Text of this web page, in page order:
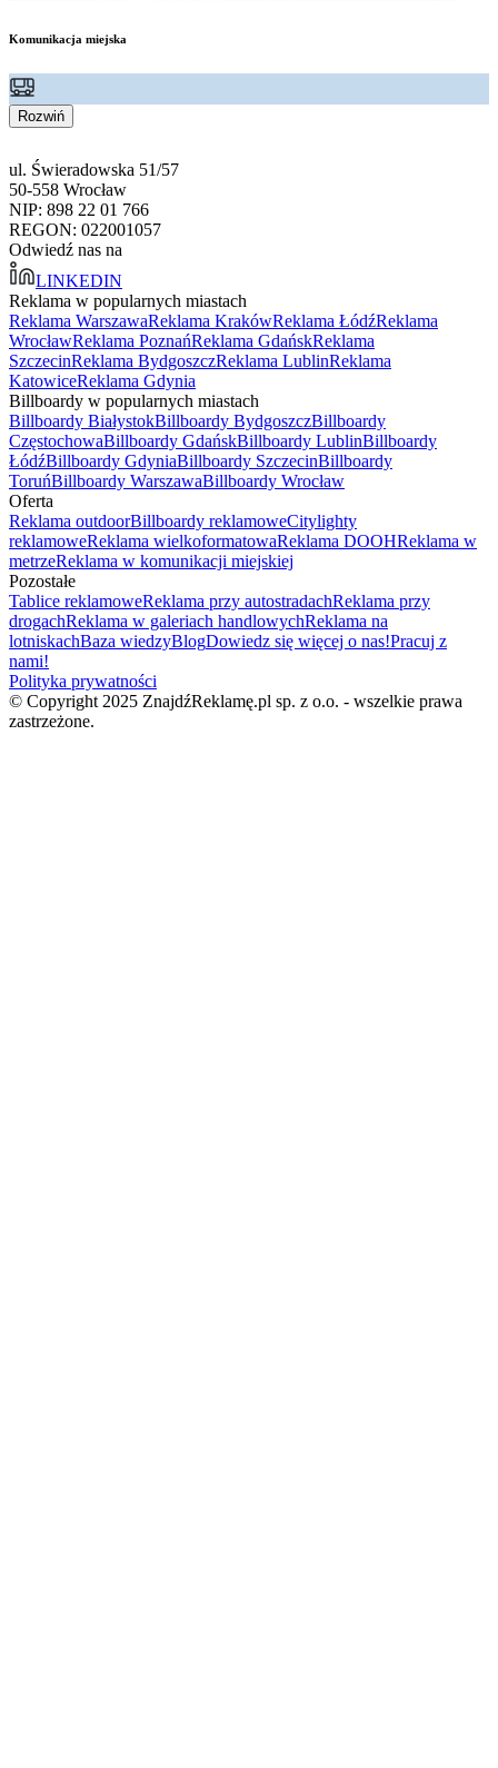
Komunikacja miejska
Rozwiń
ul. Świeradowska 51/57
50-558 Wrocław
NIP: 898 22 01 766
REGON: 022001057
Odwiedź nas na
LINKEDIN
Reklama w popularnych miastach
Reklama WarszawaReklama KrakówReklama ŁódźReklama
WrocławReklama PoznańReklama GdańskReklama
SzczecinReklama BydgoszczReklama LublinReklama
KatowiceReklama Gdynia
Billboardy w popularnych miastach
Billboardy BiałystokBillboardy BydgoszczBillboardy
CzęstochowaBillboardy GdańskBillboardy LublinBillboardy
ŁódźBillboardy GdyniaBillboardy SzczecinBillboardy
ToruńBillboardy WarszawaBillboardy Wrocław
Oferta
Reklama outdoorBillboardy reklamoweCitylighty
reklamoweReklama wielkoformatowaReklama DOOHReklama w
metrzeReklama w komunikacji miejskiej
Pozostałe
Tablice reklamoweReklama przy autostradachReklama przy
drogachReklama w galeriach handlowychReklama na
lotniskachBaza wiedzyBlogDowiedz się więcej o nas!Pracuj z
nami!
Polityka prywatności
© Copyright 2025 ZnajdźReklamę.pl sp. z o.o. - wszelkie prawa
zastrzeżone.